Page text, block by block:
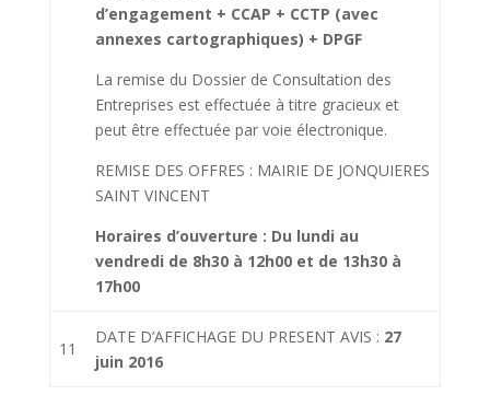
d’engagement + CCAP + CCTP (avec
annexes cartographiques) + DPGF
La remise du Dossier de Consultation des
Entreprises est effectuée à titre gracieux et
peut être effectuée par voie électronique.
REMISE DES OFFRES : MAIRIE DE JONQUIERES
SAINT VINCENT
Horaires d’ouverture : Du lundi au
vendredi de 8h30 à 12h00 et de 13h30 à
17h00
11
DATE D’AFFICHAGE DU PRESENT AVIS : 27
juin 2016